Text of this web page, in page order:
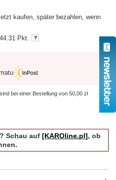
kaufen, später bezahlen, wenn
44.31 Pkt.
bei einer Bestellung von 50,00 zł
Schau auf [KAROline.pl], ob